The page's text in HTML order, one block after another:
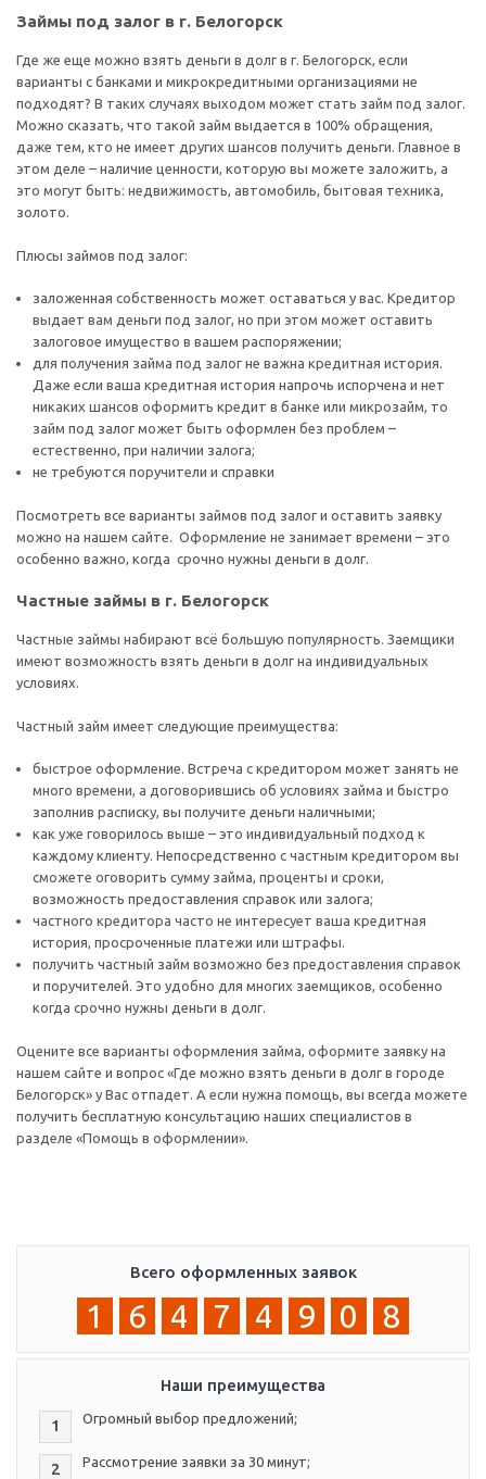
Займы под залог в г. Белогорск
Где же еще можно взять деньги в долг в г. Белогорск, если
варианты с банками и микрокредитными организациями не
подходят? В таких случаях выходом может стать займ под залог.
Можно сказать, что такой займ выдается в 100% обращения,
даже тем, кто не имеет других шансов получить деньги. Главное в
этом деле – наличие ценности, которую вы можете заложить, а
это могут быть: недвижимость, автомобиль, бытовая техника,
золото.
Плюсы займов под залог:
заложенная собственность может оставаться у вас. Кредитор
выдает вам деньги под залог, но при этом может оставить
залоговое имущество в вашем распоряжении;
для получения займа под залог не важна кредитная история.
Даже если ваша кредитная история напрочь испорчена и нет
никаких шансов оформить кредит в банке или микрозайм, то
займ под залог может быть оформлен без проблем –
естественно, при наличии залога;
не требуются поручители и справки
Посмотреть все варианты займов под залог и оставить заявку
можно на нашем сайте. Оформление не занимает времени – это
особенно важно, когда срочно нужны деньги в долг.
Частные займы в г. Белогорск
Частные займы набирают всё большую популярность. Заемщики
имеют возможность взять деньги в долг на индивидуальных
условиях.
Частный займ имеет следующие преимущества:
быстрое оформление. Встреча с кредитором может занять не
много времени, а договорившись об условиях займа и быстро
заполнив расписку, вы получите деньги наличными;
как уже говорилось выше – это индивидуальный подход к
каждому клиенту. Непосредственно с частным кредитором вы
сможете оговорить сумму займа, проценты и сроки,
возможность предоставления справок или залога;
частного кредитора часто не интересует ваша кредитная
история, просроченные платежи или штрафы.
получить частный займ возможно без предоставления справок
и поручителей. Это удобно для многих заемщиков, особенно
когда срочно нужны деньги в долг.
Оцените все варианты оформления займа, оформите заявку на
нашем сайте и вопрос «Где можно взять деньги в долг в городе
Белогорск» у Вас отпадет. А если нужна помощь, вы всегда можете
получить бесплатную консультацию наших специалистов в
разделе «Помощь в оформлении».
Всего оформленных заявок
1 6 4 7 4 9 0 8
Наши преимущества
1 Огромный выбор предложений;
2 Рассмотрение заявки за 30 минут;